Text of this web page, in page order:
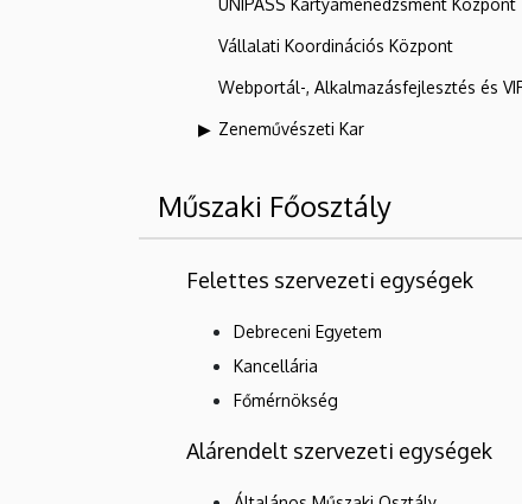
UNIPASS Kártyamenedzsment Központ
Vállalati Koordinációs Központ
Webportál-, Alkalmazásfejlesztés és
Zeneművészeti Kar
Műszaki Főosztály
Felettes szervezeti egységek
Debreceni Egyetem
Kancellária
Főmérnökség
Alárendelt szervezeti egységek